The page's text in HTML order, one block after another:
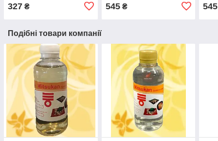
327 ₴ 545₴ 545
Подібні товари компанії